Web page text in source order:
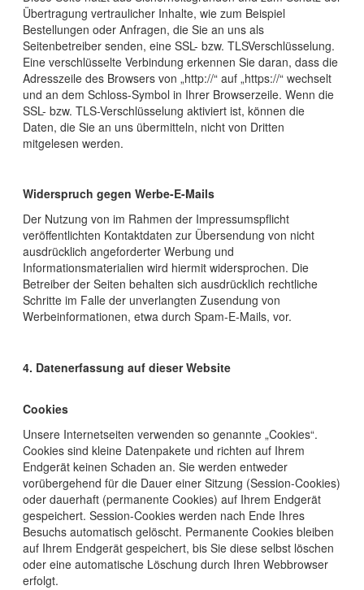
Übertragung vertraulicher Inhalte, wie zum Beispiel
Bestellungen oder Anfragen, die Sie an uns als
Seitenbetreiber senden, eine SSL- bzw. TLSVerschlüsselung.
Eine verschlüsselte Verbindung erkennen Sie daran, dass die
Adresszeile des Browsers von „http://“ auf „https://“ wechselt
und an dem Schloss-Symbol in Ihrer Browserzeile. Wenn die
SSL- bzw. TLS-Verschlüsselung aktiviert ist, können die
Daten, die Sie an uns übermitteln, nicht von Dritten
mitgelesen werden.
Widerspruch gegen Werbe-E-Mails
Der Nutzung von im Rahmen der Impressumspflicht
veröffentlichten Kontaktdaten zur Übersendung von nicht
ausdrücklich angeforderter Werbung und
Informationsmaterialien wird hiermit widersprochen. Die
Betreiber der Seiten behalten sich ausdrücklich rechtliche
Schritte im Falle der unverlangten Zusendung von
Werbeinformationen, etwa durch Spam-E-Mails, vor.
4. Datenerfassung auf dieser Website
Cookies
Unsere Internetseiten verwenden so genannte „Cookies“.
Cookies sind kleine Datenpakete und richten auf Ihrem
Endgerät keinen Schaden an. Sie werden entweder
vorübergehend für die Dauer einer Sitzung (Session-Cookies)
oder dauerhaft (permanente Cookies) auf Ihrem Endgerät
gespeichert. Session-Cookies werden nach Ende Ihres
Besuchs automatisch gelöscht. Permanente Cookies bleiben
auf Ihrem Endgerät gespeichert, bis Sie diese selbst löschen
oder eine automatische Löschung durch Ihren Webbrowser
erfolgt.